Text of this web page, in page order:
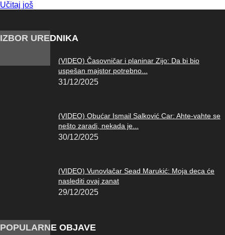
Učitaj još
IZBOR UREDNIKA
(VIDEO) Časovničar i planinar Zijo: Da bi bio
uspešan majstor potrebno...
31/12/2025
(VIDEO) Obućar Ismail Salković Car: Ahte-vahte se
nešto zaradi, nekada je...
30/12/2025
(VIDEO) Vunovlačar Sead Marukić: Moja deca će
naslediti ovaj zanat
29/12/2025
POPULARNE OBJAVE